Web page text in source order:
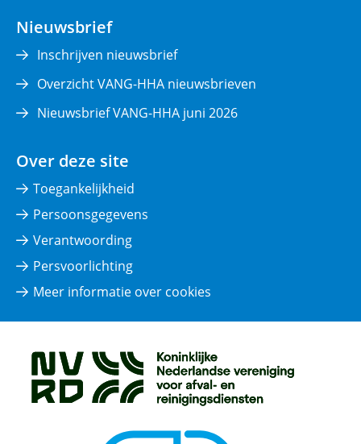
nieuw
Nieuwsbrief
Inschrijven nieuwsbrief
Overzicht VANG-HHA nieuwsbrieven
Nieuwsbrief VANG-HHA juni 2026
Over deze site
Toegankelijkheid
Persoonsgegevens
Verantwoording
Persvoorlichting
Meer informatie over cookies